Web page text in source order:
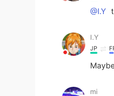
@I.Y
I.Y
JP
mi